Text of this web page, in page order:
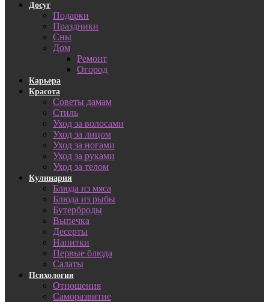
Досуг
Подарки
Праздники
Сны
Дом
Ремонт
Огород
Карьера
Красота
Советы дамам
Стиль
Уход за волосами
Уход за лицом
Уход за ногами
Уход за руками
Уход за телом
Кулинария
Блюда из мяса
Блюда из рыбы
Бутерброды
Выпечка
Десерты
Напитки
Первые блюда
Салаты
Психология
Отношения
Саморазвитие